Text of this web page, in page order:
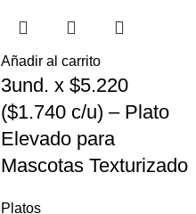
Añadir al carrito
3und. x $5.220
($1.740 c/u) – Plato
Elevado para
Mascotas Texturizado
Platos